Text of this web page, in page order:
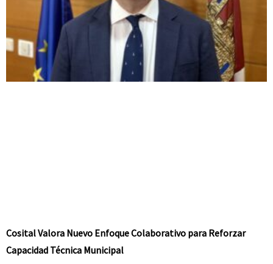
Cosital Valora Nuevo Enfoque Colaborativo para Reforzar
Capacidad Técnica Municipal